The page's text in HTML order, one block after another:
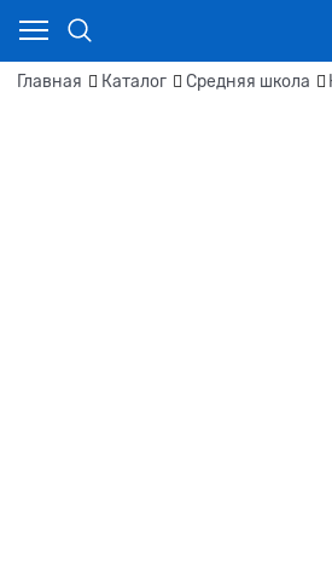
Главная Каталог Средняя школа